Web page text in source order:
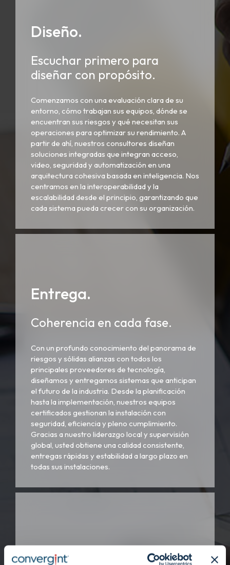
Diseño.
Escuchar primero para
diseñar con propósito.
Comenzamos con una evaluación clara de su
entorno, cómo trabajan sus equipos, dónde se
encuentran sus riesgos y qué necesitan sus
operaciones para optimizar su rendimiento. A
partir de ahí, nuestros consultores diseñan
soluciones integradas que integran acceso,
video, seguridad y automatización en una
arquitectura cohesiva basada en inteligencia. Nos
centramos en la interoperabilidad y la
escalabilidad desde el principio, garantizando que
cada sistema pueda crecer con su organización.
Entrega.
Coherencia en cada fase.
Con un profundo conocimiento del panorama de
riesgos y sólidas alianzas con todos los
principales proveedores de tecnología,
diseñamos y entregamos sistemas que anticipan
el futuro de la industria. Desde la planificación
hasta la implementación, nuestros equipos
certificados gestionan la instalación con
seguridad, eficiencia y pleno cumplimiento.
Gracias a nuestro liderazgo local y supervisión
global, usted obtiene una calidad consistente,
entregas rápidas y estabilidad a largo plazo en
todas sus instalaciones.
Servicio.